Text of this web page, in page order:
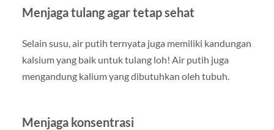
Menjaga tulang agar tetap sehat
Selain susu, air putih ternyata juga memiliki kandungan
kalsium yang baik untuk tulang loh! Air putih juga
mengandung kalium yang dibutuhkan oleh tubuh.
Menjaga konsentrasi